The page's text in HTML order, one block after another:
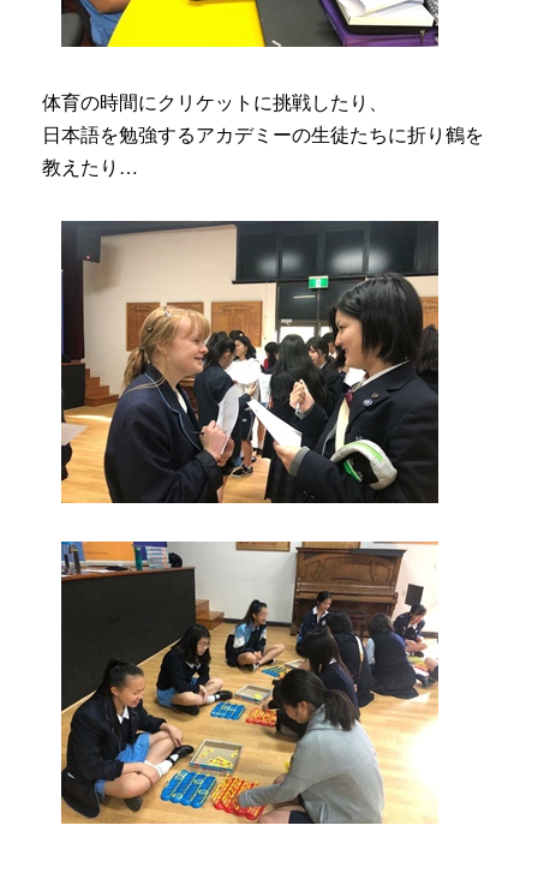
体育の時間にクリケットに挑戦したり、
日本語を勉強するアカデミーの生徒たちに折り鶴を
教えたり…